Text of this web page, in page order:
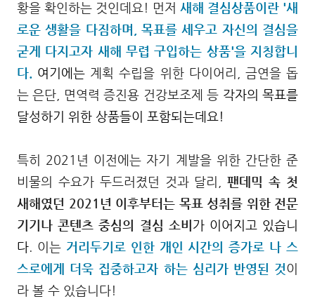
황을 확인하는 것인데요! 먼저 새해 결심상품이란 '새
로운 생활을 다짐하며, 목표를 세우고 자신의 결심을
굳게 다지고자 새해 무렵 구입하는 상품'을 지칭합니
다. 여기에는 계획 수립을 위한 다이어리, 금연을 돕
는 은단, 면역력 증진용 건강보조제 등 각자의 목표를
달성하기 위한 상품들이 포함되는데요!
특히 2021년 이전에는 자기 계발을 위한 간단한 준
비물의 수요가 두드러졌던 것과 달리,팬데믹 속 첫
새해였던 2021년 이후부터는 목표 성취를 위한 전문
기기나콘텐츠 중심의 결심 소비 가 이어지고 있습니
다. 이는 거리두기로 인한 개인 시간의 증가로 나 스
스로에게 더욱 집중하고자 하는 심리가 반영된 것이
라 볼 수 있습니다!